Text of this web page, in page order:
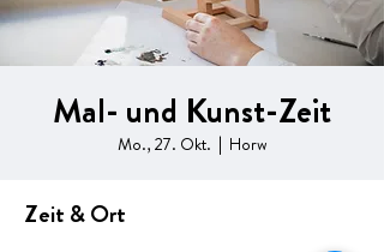
Mal- und Kunst-Zeit
Mo., 27. Okt.
  |
Horw
Zeit & Ort